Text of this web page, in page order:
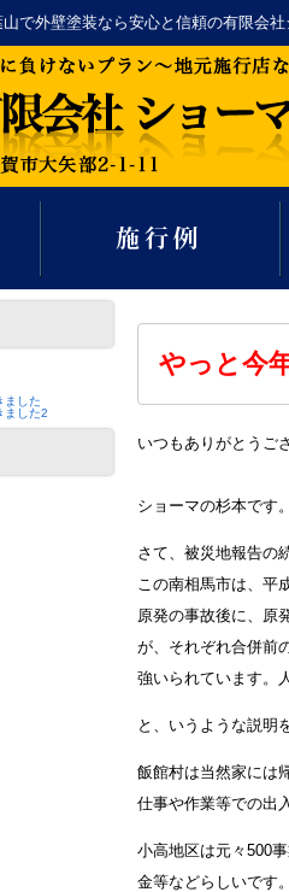
で外壁塗装なら安心と信頼の有限会
ました
ました2
やっと今
いつもありがとうご
ショーマの杉本です。
さて、被災地報告の
この南相馬市は、平
原発の事故後に、原
が、それぞれ合併前
強いられています。
と、いうような説明
飯館村は当然家には
仕事や作業等での出
小高地区は元々500
金等などらしいです。